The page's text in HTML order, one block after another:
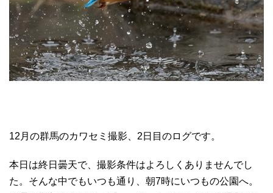
12月の群馬のカワセミ撮影、2日目のログです。
本日は終日曇天で、撮影条件はよろしくありませんでし
た。そんな中でもいつも通り、朝7時にいつもの公園へ。